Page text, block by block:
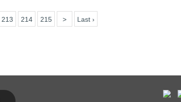
213 214 215 > Last ›